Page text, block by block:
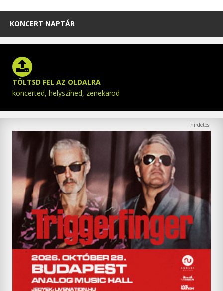
KONCERT NAPTÁR
TÖLTSD FEL AZ OLDALRA
koncerted, helyszíned, zenekarod